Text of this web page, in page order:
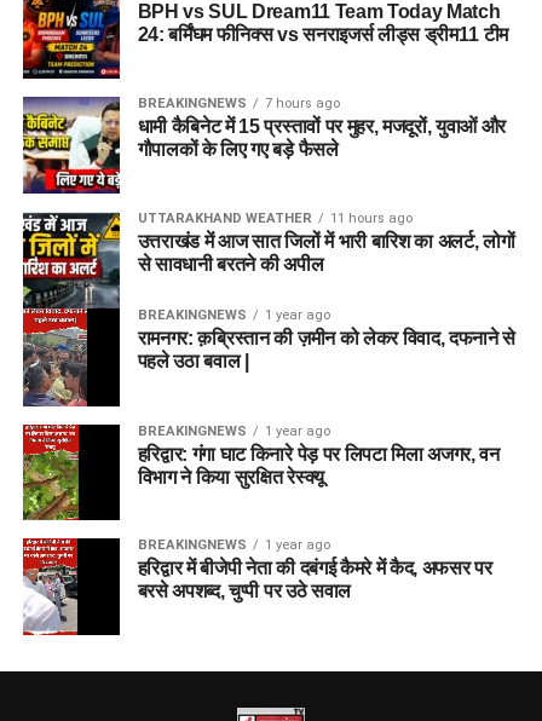
BPH vs SUL Dream11 Team Today Match
24: बर्मिंघम फीनिक्स vs सनराइजर्स लीड्स ड्रीम11 टीम
BREAKINGNEWS 7 hours ago
धामी कैबिनेट में 15 प्रस्तावों पर मुहर, मजदूरों, युवाओं और
गौपालकों के लिए गए बड़े फैसले
UTTARAKHAND WEATHER 11 hours ago
उत्तराखंड में आज सात जिलों में भारी बारिश का अलर्ट, लोगों
से सावधानी बरतने की अपील
BREAKINGNEWS 1 year ago
रामनगर: क़ब्रिस्तान की ज़मीन को लेकर विवाद, दफनाने से
पहले उठा बवाल |
BREAKINGNEWS 1 year ago
हरिद्वार: गंगा घाट किनारे पेड़ पर लिपटा मिला अजगर, वन
विभाग ने किया सुरक्षित रेस्क्यू
BREAKINGNEWS 1 year ago
हरिद्वार में बीजेपी नेता की दबंगई कैमरे में कैद, अफसर पर
बरसे अपशब्द, चुप्पी पर उठे सवाल